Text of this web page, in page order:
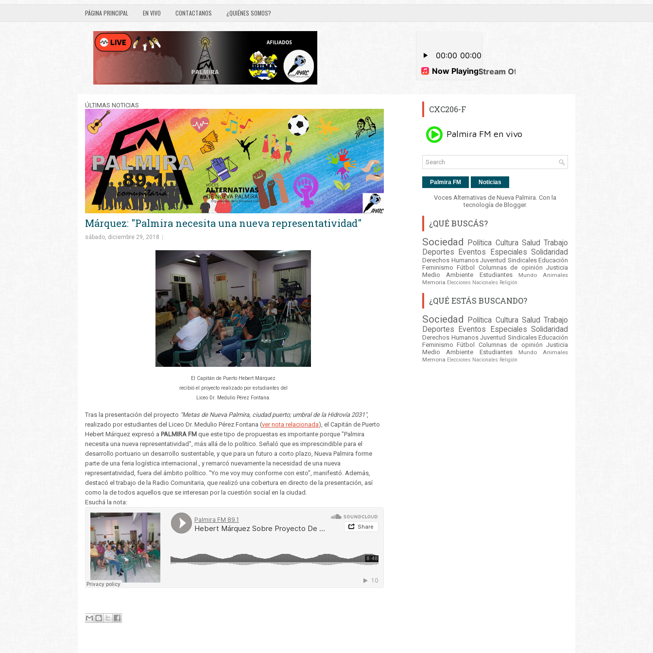
PÁGINA PRINCIPAL EN VIVO CONTACTANOS ¿QUIÉNES SOMOS?
ÚLTIMAS NOTICIAS
Márquez: "Palmira necesita una nueva representatividad"
sábado, diciembre 29, 2018
El Capitán de Puerto Hebert Márquez
recibió el proyecto realizado por estudiantes del
Liceo Dr. Medulio Pérez Fontana.
Tras la presentación del proyecto "Metas de Nueva Palmira, ciudad puerto; umbral de la Hidrovía 2031",
realizado por estudiantes del Liceo Dr. Medulio Pérez Fontana (ver nota relacionada), el Capitán de Puerto
Hebert Márquez expresó a PALMIRA FM que este tipo de propuestas es importante porque "Palmira
necesita una nueva representatividad", más allá de lo político. Señaló que es imprescindible para el
desarrollo portuario un desarrollo sustentable, y que para un futuro a corto plazo, Nueva Palmira forme
parte de una feria logística internacional., y remarcó nuevamente la necesidad de una nueva
representatividad, fuera del ámbito político. "Yo me voy muy conforme con esto", manifestó. Además,
destacó el trabajo de la Radio Comunitaria, que realizó una cobertura en directo de la presentación, así
como la de todos aquellos que se interesan por la cuestión social en la ciudad.
Esuchá la nota:
CXC206-F
Palmira FM Noticias
Voces Alternativas de Nueva Palmira. Con la
tecnología de Blogger.
¿QUÉ BUSCÁS?
Sociedad Política Cultura Salud Trabajo
Deportes
Eventos Especiales Solidaridad
Derechos Humanos Juventud Sindicales Educación
Feminismo Fútbol Columnas de opinión Justicia
Medio Ambiente
Estudiantes Mundo
Animales
Memoria Elecciones Nacionales Religión
¿QUÉ ESTÁS BUSCANDO?
Sociedad Política Cultura Salud Trabajo
Deportes
Eventos Especiales Solidaridad
Derechos Humanos Juventud Sindicales Educación
Feminismo Fútbol Columnas de opinión Justicia
Medio Ambiente
Estudiantes Mundo
Animales
Memoria Elecciones Nacionales Religión